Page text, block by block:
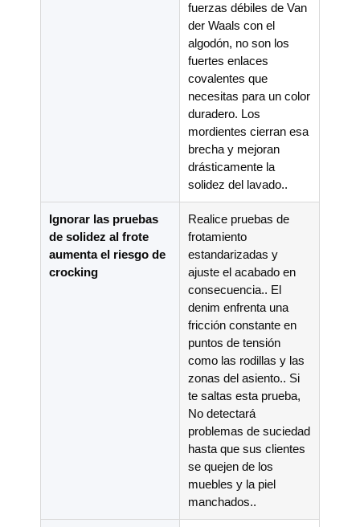
fuerzas débiles de Van
der Waals con el
algodón, no son los
fuertes enlaces
covalentes que
necesitas para un color
duradero. Los
mordientes cierran esa
brecha y mejoran
drásticamente la
solidez del lavado..
Ignorar las pruebas
de solidez al frote
aumenta el riesgo de
crocking
Realice pruebas de
frotamiento
estandarizadas y
ajuste el acabado en
consecuencia.. El
denim enfrenta una
fricción constante en
puntos de tensión
como las rodillas y las
zonas del asiento.. Si
te saltas esta prueba,
No detectará
problemas de suciedad
hasta que sus clientes
se quejen de los
muebles y la piel
manchados..